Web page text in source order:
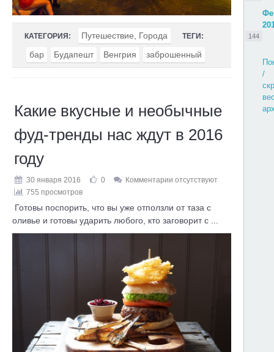
144
/
КАТЕГОРИЯ: Путешествие, Города ТЕГИ:
бар Будапешт Венгрия заброшенный
Какие вкусные и необычные
фуд-тренды нас ждут в 2016
году
30 января 2016 0
Комментарии отсутствуют
755 просмотров
Готовы поспорить, что вы уже отползли от таза с
оливье и готовы ударить любого, кто заговорит с ...